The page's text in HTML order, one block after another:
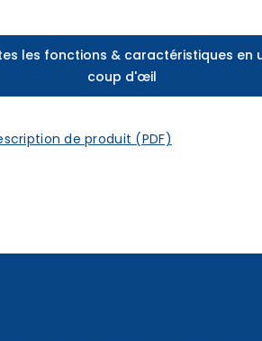
les fonctions & caractéristiques en
coup d'œil
de produit (PDF)